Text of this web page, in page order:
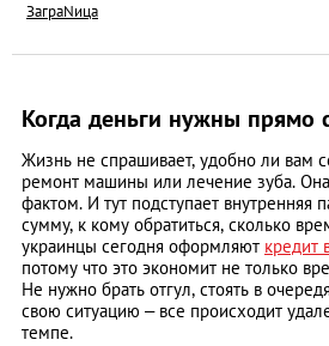
ЗаграNица
Когда деньги нужны прямо
Жизнь не спрашивает, удобно ли вам
ремонт машины или лечение зуба.
фактом. И тут подступает внутренняя
сумму, к кому обратиться, сколько
украинцы сегодня оформляют кредит
потому что это экономит не только
Не нужно брать отгул, стоять в
свою ситуацию – все происходит
темпе.